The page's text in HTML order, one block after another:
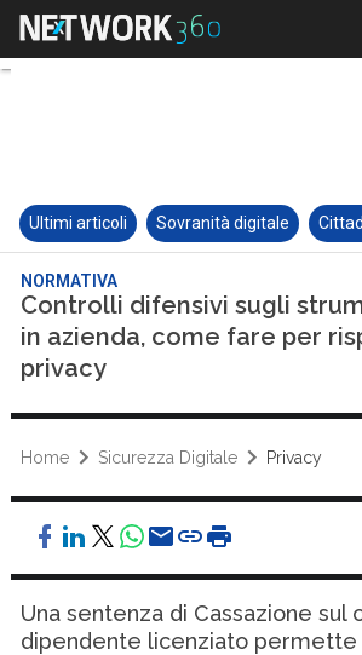
Ultimi articoli Sovranità digitale
NORMATIVA
Controlli difensivi sugli
in azienda, come fare per
privacy
Home Sicurezza Digitale Privacy
Una sentenza di Cassazione sul
dipendente licenziato permette